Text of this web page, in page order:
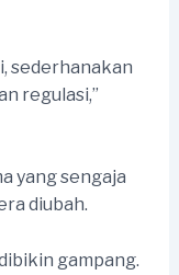
sederhanakan
regulasi,”
yang sengaja
diubah.
gampang.